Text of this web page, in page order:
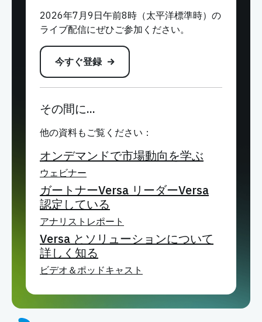
2026年7月9日午前8時（太平洋標準時）の
ライブ配信にぜひご参加ください。
今すぐ登録
その間に...
他の資料もご覧ください：
オンデマンドで市場動向を学ぶ
ウェビナー
ガートナーVersa リーダーVersa
認定している
アナリストレポート
Versa とソリューションについて
詳しく知る
ビデオ＆ポッドキャスト